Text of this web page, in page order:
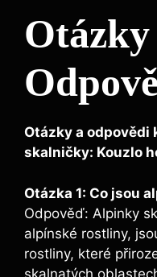
Otázky a odpovědi
skalničky: Kouzlo
Otázka 1: Co jsou
Odpověď: Alpinky
alpínské rostliny,
rostliny, které
skalnatých